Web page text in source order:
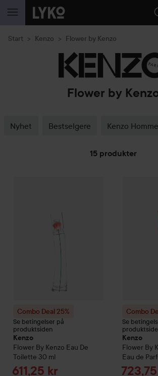
GÅ TIL INNHOLD
Start Kenzo Flower by Kenzo
Flower by
Nyhet Bestselgere Kenzo Homme
15 produkter
Combo Deal 25%
Se betingelser på
produktsiden
Kenzo
Flower By Kenzo Eau De
Toilette 30 ml
Tilbudspris
611,25 kr
Combo
Se
Kenzo
Flower By
Eau de